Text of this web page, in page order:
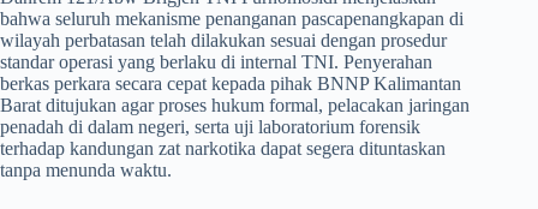
bahwa seluruh mekanisme penanganan pascapenangkapan di
wilayah perbatasan telah dilakukan sesuai dengan prosedur
standar operasi yang berlaku di internal TNI. Penyerahan
berkas perkara secara cepat kepada pihak BNNP Kalimantan
Barat ditujukan agar proses hukum formal, pelacakan jaringan
penadah di dalam negeri, serta uji laboratorium forensik
terhadap kandungan zat narkotika dapat segera dituntaskan
tanpa menunda waktu.